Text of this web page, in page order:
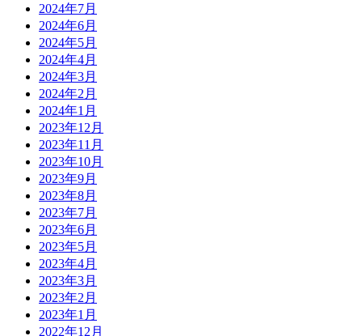
2024年7月
2024年6月
2024年5月
2024年4月
2024年3月
2024年2月
2024年1月
2023年12月
2023年11月
2023年10月
2023年9月
2023年8月
2023年7月
2023年6月
2023年5月
2023年4月
2023年3月
2023年2月
2023年1月
2022年12月